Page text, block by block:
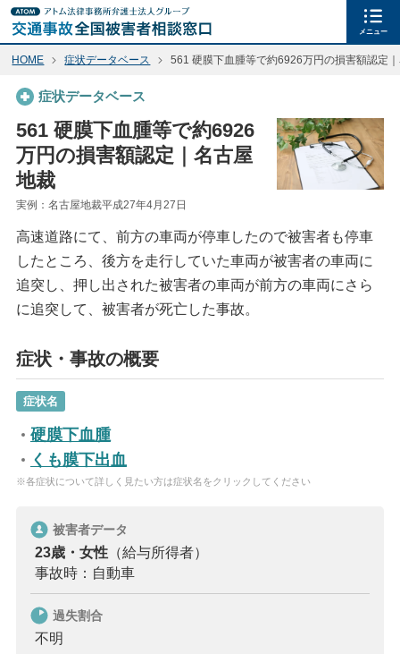
メニュー
HOME 症状データベース 561 硬膜下血腫等で約6926万円の損害額認定
症状データベース
561 硬膜下血腫等で約6926
万円の損害額認定｜名古屋
地裁
実例：名古屋地裁平成27年4月27日
高速道路にて、前方の車両が停車したので被害者も停車
したところ、後方を走行していた車両が被害者の車両に
追突し、押し出された被害者の車両が前方の車両にさら
に追突して、被害者が死亡した事故。
症状・事故の概要
症状名
硬膜下血腫
くも膜下出血
※各症状について詳しく見たい方は症状名をクリックしてください
被害者データ
23歳・女性 （給与所得者）
事故時：自動車
過失割合
不明